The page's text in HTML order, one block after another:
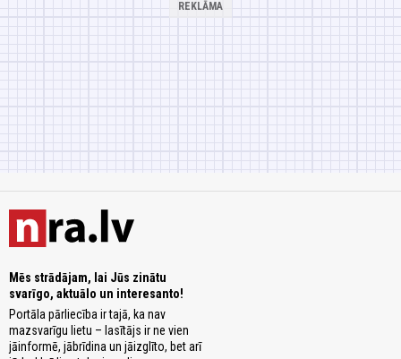
Mēs strādājam, lai Jūs zinātu
svarīgo, aktuālo un interesanto!
Portāla pārliecība ir tajā, ka nav
mazsvarīgu lietu – lasītājs ir ne vien
jāinformē, jābrīdina un jāizglīto, bet arī